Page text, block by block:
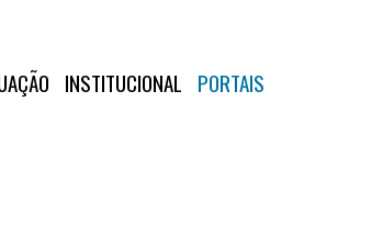
INSTITUCIONAL PORTAIS